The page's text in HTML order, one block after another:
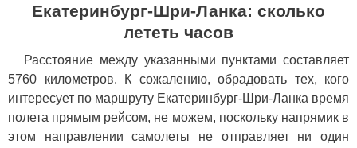
Екатеринбург-Шри-Ланка: сколько
лететь часов
Расстояние между указанными пунктами составляет
5760 километров. К сожалению, обрадовать тех, кого
интересует по маршруту Екатеринбург-Шри-Ланка время
полета прямым рейсом, не можем, поскольку напрямик в
этом направлении самолеты не отправляет ни один